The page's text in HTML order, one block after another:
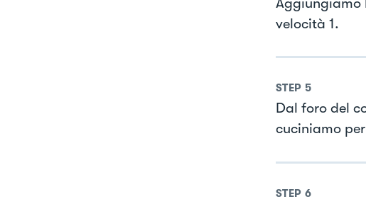
velocità 1.
STEP 5
Dal foro del
cuciniamo
STEP 6